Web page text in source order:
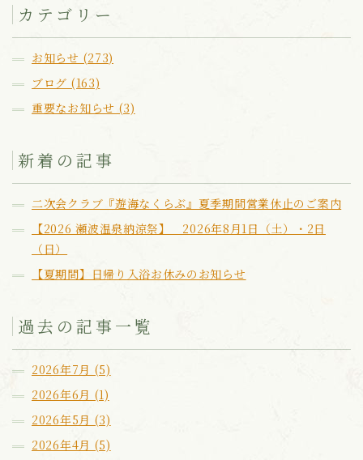
カテゴリー
お知らせ (273)
ブログ (163)
重要なお知らせ (3)
新着の記事
二次会クラブ『遊海なくらぶ』夏季期間営業休止のご案内
【2026 瀬波温泉納涼祭】 2026年8月1日（土）・2日
（日）
【夏期間】日帰り入浴お休みのお知らせ
過去の記事一覧
2026年7月 (5)
2026年6月 (1)
2026年5月 (3)
2026年4月 (5)